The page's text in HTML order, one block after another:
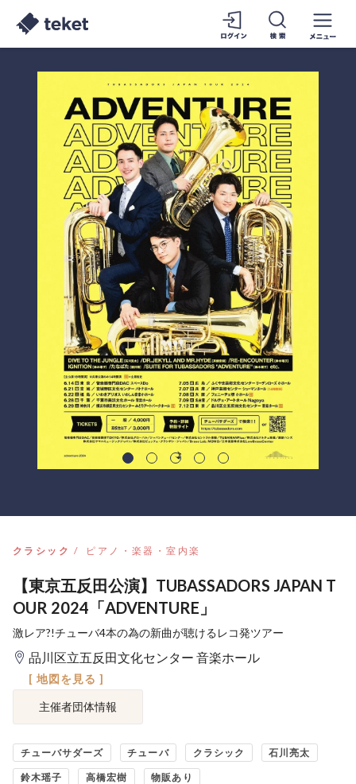
クラシック ピアノ・楽器・室内楽
【東京五反田公演】TUBASSADORS JAPAN T
OUR 2024「ADVENTURE」
激レア?!チューバ4本の為の新曲が聴けるレコ発ツアー
品川区立五反田文化センター 音楽ホール
[ 地図を見る ]
主催者団体情報
チューバサダーズ チューバ クラシック 石川亮太
鈴木瑶子 高橋宏樹 物販あり